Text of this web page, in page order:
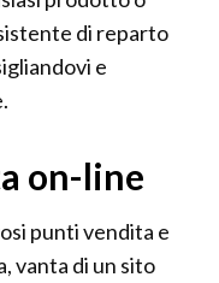
di reparto
e
on-line
punti vendita e
vanta di un sito